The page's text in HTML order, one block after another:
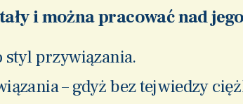
i można pracować nad
styl przywiązania.
– gdyż bez tej wiedzy